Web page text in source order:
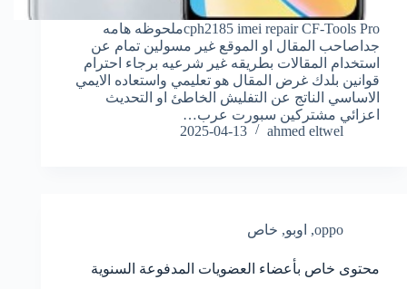
cph2185 imei repair CF-Tools Proملحوظه هامه
جداصاحب المقال او الموقع غير مسولين تمام عن
استخدام المقالات بطريقه غير شرعيه برجاء احترام
قوانين بلدك غرض المقال هو تعليمي واستعاده الايمي
الاساسي الناتج عن التفليش الخاطئ او التحديث
اعزائي مشتركين سبورت عرب…
ahmed eltwel
2025-04-13
oppo
, اوبو, خاص
محتوى خاص بأعضاء العضويات المدفوعة السنوية